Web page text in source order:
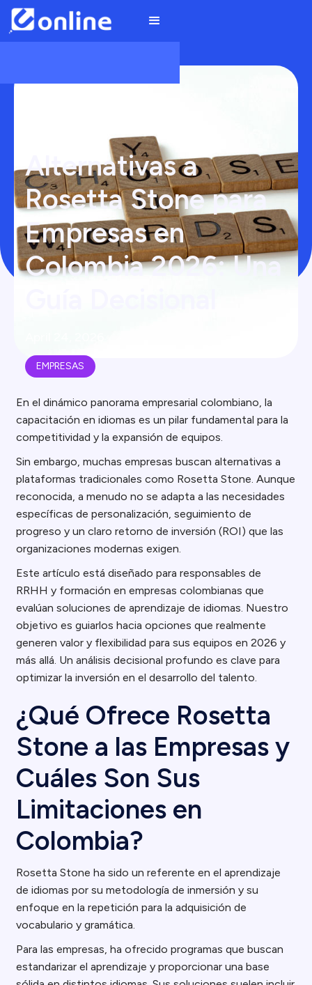
Alternativas a
Rosetta Stone para
Empresas en
Colombia 2026: Una
EMPRESAS
En el dinámico panorama empresarial colombiano, la
capacitación en idiomas es un pilar fundamental para la
competitividad y la expansión de equipos.
Sin embargo, muchas empresas buscan alternativas a
plataformas tradicionales como Rosetta Stone. Aunque
reconocida, a menudo no se adapta a las necesidades
específicas de personalización, seguimiento de
progreso y un claro retorno de inversión (ROI) que las
organizaciones modernas exigen.
Este artículo está diseñado para responsables de
RRHH y formación en empresas colombianas que
evalúan soluciones de aprendizaje de idiomas. Nuestro
objetivo es guiarlos hacia opciones que realmente
generen valor y flexibilidad para sus equipos en 2026 y
más allá. Un análisis decisional profundo es clave para
optimizar la inversión en el desarrollo del talento.
¿Qué Ofrece Rosetta
Stone a las Empresas y
Cuáles Son Sus
Limitaciones en
Colombia?
Rosetta Stone ha sido un referente en el aprendizaje
de idiomas por su metodología de inmersión y su
enfoque en la repetición para la adquisición de
vocabulario y gramática.
Para las empresas, ha ofrecido programas que buscan
estandarizar el aprendizaje y proporcionar una base